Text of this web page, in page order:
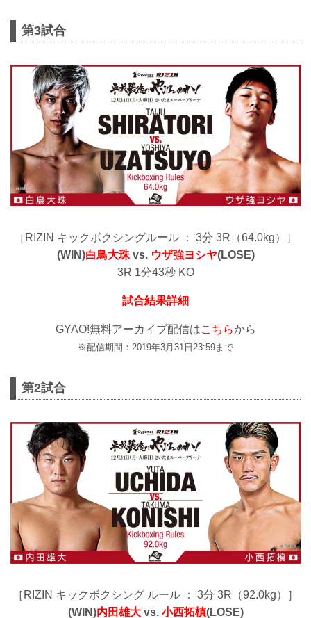
第3試合
［RIZIN キックボクシングルール ： 3分 3R（64.0kg）］
(WIN)白鳥大珠vs. ウザ強ヨシヤ(LOSE)
3R 1分43秒 KO
試合結果詳細
GYAO!無料アーカイブ配信はこちらから
※配信期間：2019年3月31日23:59まで
第2試合
［RIZIN キックボクシング ルール ： 3分 3R（92.0kg）］
(WIN)内田雄大vs. 小西拓槙(LOSE)